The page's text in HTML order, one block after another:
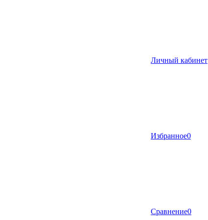
Личный кабинет
Избранное0
Сравнение0